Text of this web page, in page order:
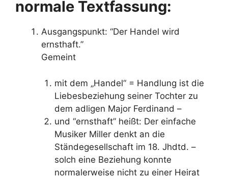
normale Textfassung:
Ausgangspunkt: “Der Handel wird
ernsthaft.”
Gemeint
mit dem „Handel“ = Handlung ist die
Liebesbeziehung seiner Tochter zu
dem adligen Major Ferdinand –
und “ernsthaft” heißt: Der einfache
Musiker Miller denkt an die
Ständegesellschaft im 18. Jhdtd. –
solch eine Beziehung konnte
normalerweise nicht zu einer Heirat